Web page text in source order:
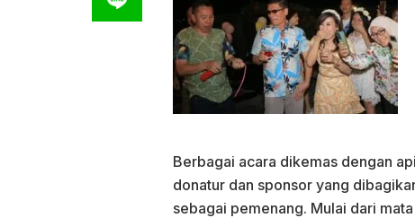
Berbagai acara dikemas dengan
donatur dan sponsor yang
sebagai pemenang. Mulai dari